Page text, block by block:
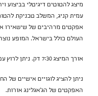
מיצג להטוטים דיגיטלי בביצוע
עמית קניג, המשלב טכניקת
אפקטים מרהיבים של שישאירו
העולם כולל בישראל. המופע
אורך המיצג 7:30 דק. ניתן לרוץ עם ההופע עד 4 פעמים ביום.
ניתן להציג לוגויים אישיים
האפקטים של הג׳אגלינג אורות.